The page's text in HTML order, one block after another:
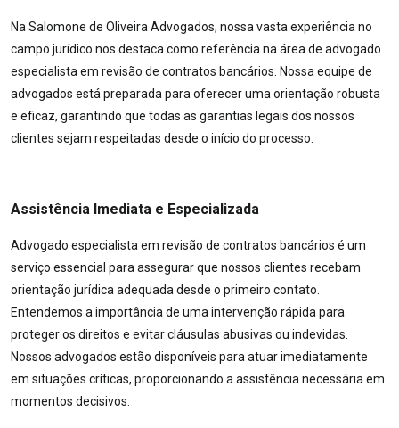
Na Salomone de Oliveira Advogados, nossa vasta experiência no
campo jurídico nos destaca como referência na área de advogado
especialista em revisão de contratos bancários. Nossa equipe de
advogados está preparada para oferecer uma orientação robusta
e eficaz, garantindo que todas as garantias legais dos nossos
clientes sejam respeitadas desde o início do processo.
Assistência Imediata e Especializada
Advogado especialista em revisão de contratos bancários é um
serviço essencial para assegurar que nossos clientes recebam
orientação jurídica adequada desde o primeiro contato.
Entendemos a importância de uma intervenção rápida para
proteger os direitos e evitar cláusulas abusivas ou indevidas.
Nossos advogados estão disponíveis para atuar imediatamente
em situações críticas, proporcionando a assistência necessária em
momentos decisivos.